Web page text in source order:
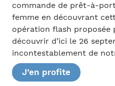
commande de prêt-à-
femme en découvrant
opération flash proposée
découvrir d’ici le 26
incontestablement de
J’en profite